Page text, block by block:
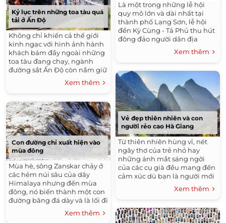
Kỷ lục trên những toa tàu quá
tải ở Ấn Độ
Không chỉ khiến cả thế giới
kinh ngạc với hình ảnh hành
khách bám đầy ngoài những
toa tàu đang chạy, ngành
đường sắt Ấn Độ còn nắm giữ
nhiều kỷ lục thú vị khác.
Xem thêm
Con đường chỉ xuất hiện vào
mùa đông
Mùa hè, sông Zanskar chảy ở
các hẻm núi sâu của dãy
Himalaya nhưng đến mùa
đông, nó biến thành một con
đường băng đá dày và là lối đi
duy nhất ở vùng núi hiểm trở
Xem thêm
Là một trong những lễ hội
quy mô lớn và dài nhất tại
thành phố Lạng Sơn, lễ hội
đền Kỳ Cùng - Tả Phủ thu hút
đông đảo người dân địa
phương và du khách thập
phương tham dự.
Xem thêm
Vẻ đẹp thiên nhiên và con
người rẻo cao Hà Giang
Từ thiên nhiên hùng vĩ, nét
ngây thơ của trẻ nhỏ hay
những ánh mắt sáng ngời
của các cụ già đều mang đến
cảm xúc dù bạn là người mới
tới hay đã đến Hà Giang
Xem thêm